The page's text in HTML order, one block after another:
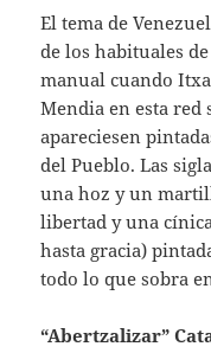
El tema de
de los habituales
manual cuando
Mendia en esta red
apareciesen
del Pueblo. Las
una hoz y un
libertad y una
hasta gracia)
todo lo que sobra
“Abertzalizar”